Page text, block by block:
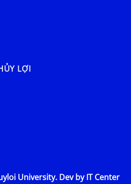
LỢI
University. Dev by IT Center